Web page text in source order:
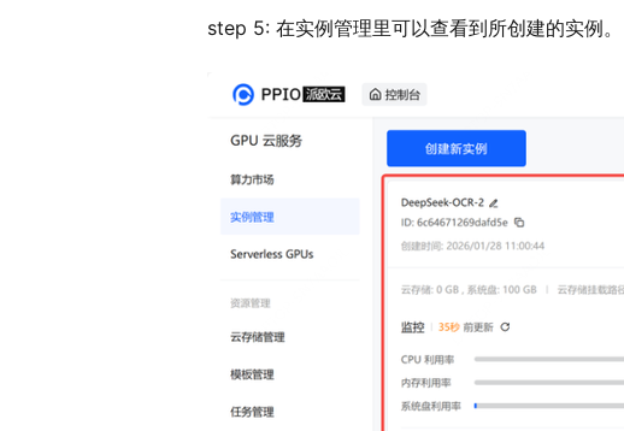
step 5: 在实例管理里可以查看到所创建的实例。